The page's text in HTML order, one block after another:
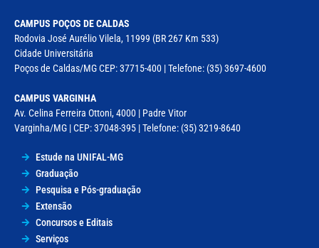
CAMPUS POÇOS DE CALDAS
Rodovia José Aurélio Vilela, 11999 (BR 267 Km 533)
Cidade Universitária
Poços de Caldas/MG CEP: 37715-400 | Telefone: (35) 3697-4600
CAMPUS VARGINHA
Av. Celina Ferreira Ottoni, 4000 | Padre Vitor
Varginha/MG | CEP: 37048-395 | Telefone: (35) 3219-8640
Estude na UNIFAL-MG
Graduação
Pesquisa e Pós-graduação
Extensão
Concursos e Editais
Serviços